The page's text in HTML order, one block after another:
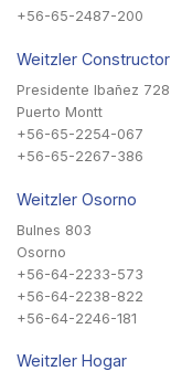
+56-65-2487-200
Weitzler Constructor
Presidente Ibañez 728
Puerto Montt
+56-65-2254-067
+56-65-2267-386
Weitzler Osorno
Bulnes 803
Osorno
+56-64-2233-573
+56-64-2238-822
+56-64-2246-181
Weitzler Hogar